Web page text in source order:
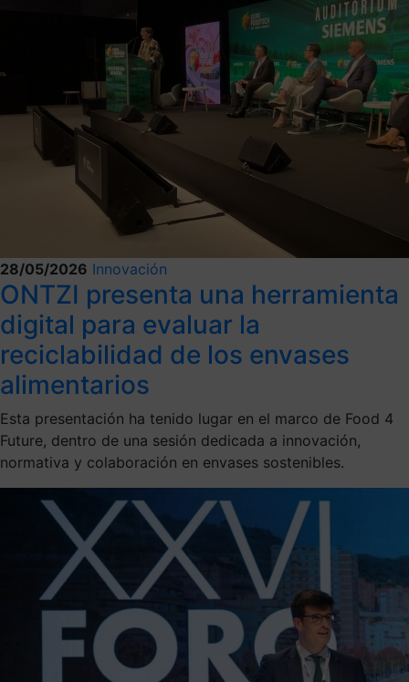
28/05/2026 Innovación
ONTZI presenta una herramienta
digital para evaluar la
reciclabilidad de los envases
alimentarios
Esta presentación ha tenido lugar en el marco de Food 4
Future, dentro de una sesión dedicada a innovación,
normativa y colaboración en envases sostenibles.